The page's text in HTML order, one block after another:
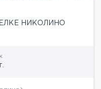
НИКОЛИНО